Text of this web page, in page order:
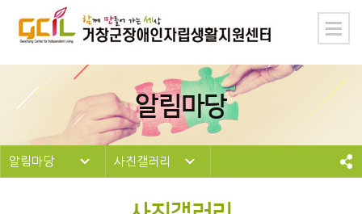
알림마당
알림마당 사진갤러리